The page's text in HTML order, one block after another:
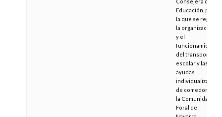
Consejera de
Educación, por
la que se regula
la organización
y el
funcionamiento
del transporte
escolar y las
ayudas
individualizadas
de comedor en
la Comunidad
Foral de